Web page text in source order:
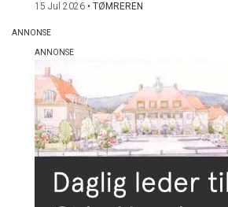
15 Jul 2026 • TØMREREN